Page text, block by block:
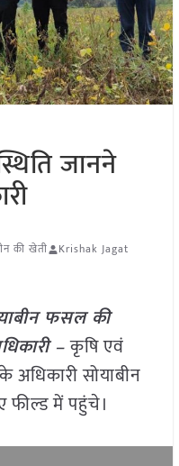
जानने
की खेती Krishak Jagat
फसल की
–कृषि एवं
अधिकारी सोयाबीन
फील्ड में पहुंचे।